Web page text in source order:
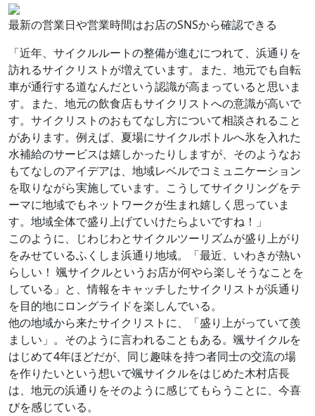
最新の営業日や営業時間はお店のSNSから確認できる
「近年、サイクルルートの整備が進むにつれて、浜通りを
訪れるサイクリストが増えています。また、地元でも自転
車が通行する道なんだという認識が高まっていると思いま
す。また、地元の飲食店もサイクリストへの意識が高いで
す。サイクリストのおもてなし方について相談されること
があります。例えば、夏場にサイクルボトルへ氷を入れた
水補給のサービスは嬉しかったりしますが、そのようなお
もてなしのアイデアは、地域レベルでコミュニケーション
を取りながら実施しています。こうしてサイクリングをテ
ーマに地域でもネットワークが生まれ嬉しく思っていま
す。地域全体で盛り上げていけたらよいですね！」
このように、じわじわとサイクルツーリズムが盛り上がり
をみせているふくしま浜通り地域。「最近、いわきが熱い
らしい！ 颯サイクルというお店が何やら楽しそうなことを
している」と、情報をキャッチしたサイクリストが浜通り
を目的地にロングライドを楽しんでいる。
他の地域から来たサイクリストに、「盛り上がっていて羨
ましい」。そのように言われることもある。颯サイクルを
はじめて4年ほどだが、同じ趣味を持つ者同士の交流の場
を作りたいという想いで颯サイクルをはじめた木村店長
は、地元の浜通りをそのように感じてもらうことに、今喜
びを感じている。